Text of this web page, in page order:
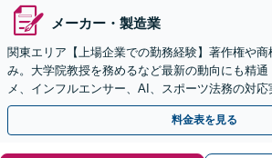
メーカー・製造業
関東エリア【上場企業での勤務経験】著作権や
み。大学院教授を務めるなど最新の動向にも精通
メ、インフルエンサー、AI、スポーツ法務の対
線で、実情に合ったアドバイス◎。海外からのご
料金表を見る